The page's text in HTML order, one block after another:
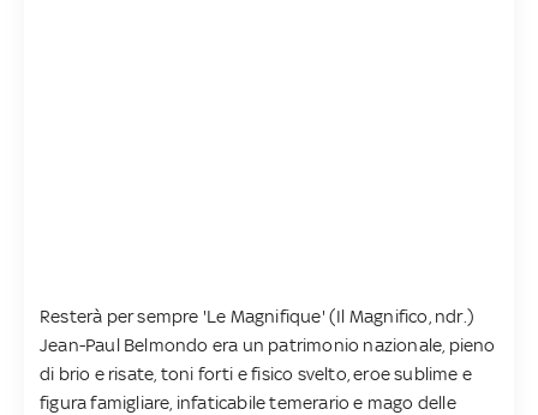
Resterà per sempre 'Le Magnifique' (Il Magnifico, ndr.)
Jean-Paul Belmondo era un patrimonio nazionale, pieno
di brio e risate, toni forti e fisico svelto, eroe sublime e
figura famigliare, infaticabile temerario e mago delle